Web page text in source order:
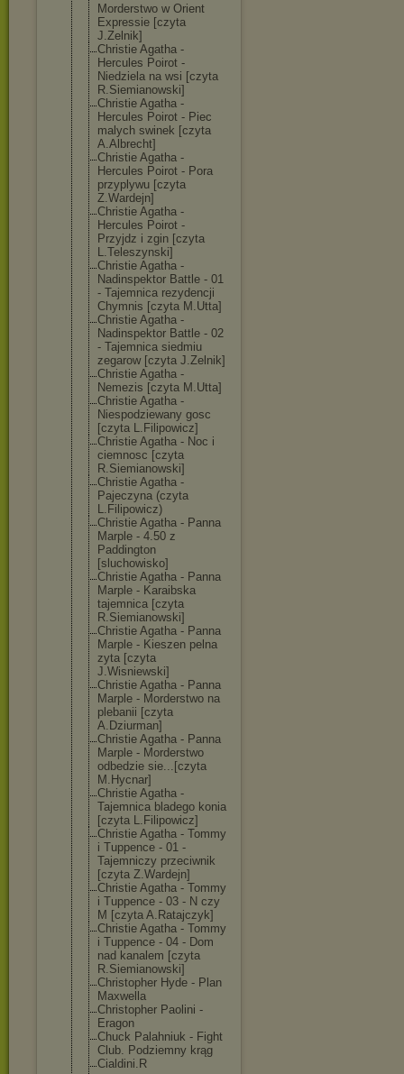
Morderstwo w Orient
Expressie [czyta
J.Zelnik]
Christie Agatha -
Hercules Poirot -
Niedziela na wsi [czyta
R.Siemianowski]
Christie Agatha -
Hercules Poirot - Piec
malych swinek [czyta
A.Albrecht]
Christie Agatha -
Hercules Poirot - Pora
przyplywu [czyta
Z.Wardejn]
Christie Agatha -
Hercules Poirot -
Przyjdz i zgin [czyta
L.Teleszynski]
Christie Agatha -
Nadinspektor Battle - 01
- Tajemnica rezydencji
Chymnis [czyta M.Utta]
Christie Agatha -
Nadinspektor Battle - 02
- Tajemnica siedmiu
zegarow [czyta J.Zelnik]
Christie Agatha -
Nemezis [czyta M.Utta]
Christie Agatha -
Niespodziewany gosc
[czyta L.Filipowicz]
Christie Agatha - Noc i
ciemnosc [czyta
R.Siemianowski]
Christie Agatha -
Pajeczyna (czyta
L.Filipowicz)
Christie Agatha - Panna
Marple - 4.50 z
Paddington
[sluchowisko]
Christie Agatha - Panna
Marple - Karaibska
tajemnica [czyta
R.Siemianowski]
Christie Agatha - Panna
Marple - Kieszen pelna
zyta [czyta
J.Wisniewski]
Christie Agatha - Panna
Marple - Morderstwo na
plebanii [czyta
A.Dziurman]
Christie Agatha - Panna
Marple - Morderstwo
odbedzie sie...[czyta
M.Hycnar]
Christie Agatha -
Tajemnica bladego konia
[czyta L.Filipowicz]
Christie Agatha - Tommy
i Tuppence - 01 -
Tajemniczy przeciwnik
[czyta Z.Wardejn]
Christie Agatha - Tommy
i Tuppence - 03 - N czy
M [czyta A.Ratajczyk]
Christie Agatha - Tommy
i Tuppence - 04 - Dom
nad kanalem [czyta
R.Siemianowski]
Christopher Hyde - Plan
Maxwella
Christopher Paolini -
Eragon
Chuck Palahniuk - Fight
Club. Podziemny krąg
Cialdini.R